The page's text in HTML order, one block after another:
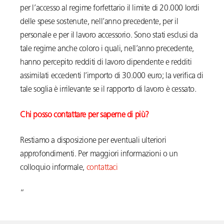
per l’accesso al regime forfettario il limite di 20.000 lordi
delle spese sostenute, nell’anno precedente, per il
personale e per il lavoro accessorio. Sono stati esclusi da
tale regime anche coloro i quali, nell’anno precedente,
hanno percepito redditi di lavoro dipendente e redditi
assimilati eccedenti l’importo di 30.000 euro; la verifica di
tale soglia è irrilevante se il rapporto di lavoro è cessato.
Chi posso contattare per saperne di più?
Restiamo a disposizione per eventuali ulteriori
approfondimenti. Per maggiori informazioni o un
colloquio informale, contattaci
“